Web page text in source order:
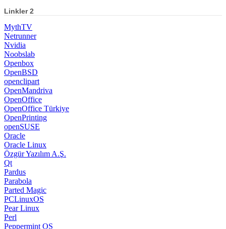
Linkler 2
MythTV
Netrunner
Nvidia
Noobslab
Openbox
OpenBSD
openclipart
OpenMandriva
OpenOffice
OpenOffice Türkiye
OpenPrinting
openSUSE
Oracle
Oracle Linux
Özgür Yazılım A.Ş.
Qt
Pardus
Parabola
Parted Magic
PCLinuxOS
Pear Linux
Perl
Peppermint OS